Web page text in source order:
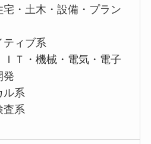
宅・土木・設備・プラン
ティブ系
ＩＴ・機械・電気・電子
発
ル系
査系